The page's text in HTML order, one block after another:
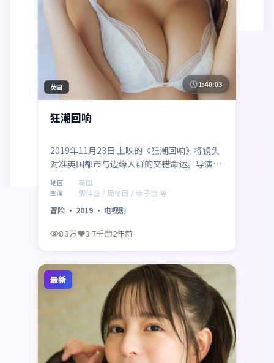
英国 1:40:03
狂潮回响
2019年11月23日 上映的《狂潮回响》将镜头
对准英国都市与边缘人群的交错命运。导演刁
亦男以冷峻叙事包裹温情内核，雷佳音、周冬
雨、章子怡、咏梅、长泽雅美、胡歌共同演绎
一段关于救赎与成长的旅程，类型元素为冒
险，适合喜欢强情节与人物弧光的观众。
地区 英国
主演
雷佳音 / 周冬雨 / 章子怡 等
冒险 · 2019 · 电视剧
8.3万 3.7千 2年前
最新